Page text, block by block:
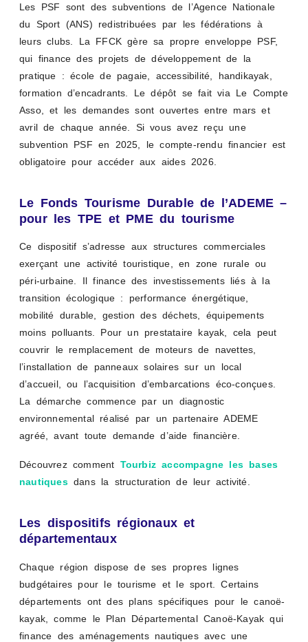
Les PSF sont des subventions de l’Agence Nationale
du Sport (ANS) redistribuées par les fédérations à
leurs clubs. La FFCK gère sa propre enveloppe PSF,
qui finance des projets de développement de la
pratique : école de pagaie, accessibilité, handikayak,
formation d’encadrants. Le dépôt se fait via Le Compte
Asso, et les demandes sont ouvertes entre mars et
avril de chaque année. Si vous avez reçu une
subvention PSF en 2025, le compte-rendu financier est
obligatoire pour accéder aux aides 2026.
Le Fonds Tourisme Durable de l’ADEME –
pour les TPE et PME du tourisme
Ce dispositif s’adresse aux structures commerciales
exerçant une activité touristique, en zone rurale ou
péri-urbaine. Il finance des investissements liés à la
transition écologique : performance énergétique,
mobilité durable, gestion des déchets, équipements
moins polluants. Pour un prestataire kayak, cela peut
couvrir le remplacement de moteurs de navettes,
l’installation de panneaux solaires sur un local
d’accueil, ou l’acquisition d’embarcations éco-conçues.
La démarche commence par un diagnostic
environnemental réalisé par un partenaire ADEME
agréé, avant toute demande d’aide financière.
Découvrez comment Tourbiz accompagne les bases
nautiquesdans la structuration de leur activité.
Les dispositifs régionaux et
départementaux
Chaque région dispose de ses propres lignes
budgétaires pour le tourisme et le sport. Certains
départements ont des plans spécifiques pour le canoë-
kayak, comme le Plan Départemental Canoë-Kayak qui
finance des aménagements nautiques avec une